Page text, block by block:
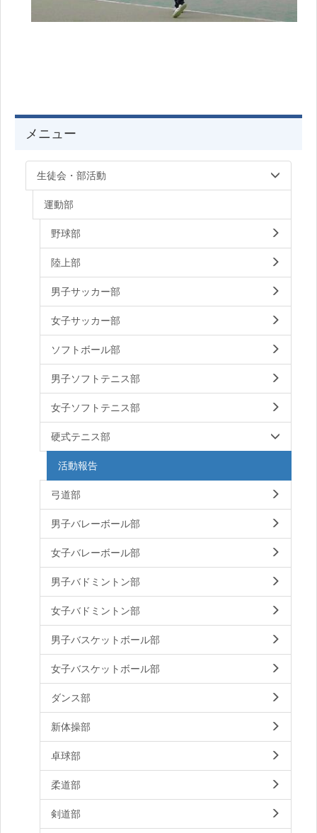
メニュー
生徒会・部活動
運動部
野球部
陸上部
男子サッカー部
女子サッカー部
ソフトボール部
男子ソフトテニス部
女子ソフトテニス部
硬式テニス部
活動報告
弓道部
男子バレーボール部
女子バレーボール部
男子バドミントン部
女子バドミントン部
男子バスケットボール部
女子バスケットボール部
ダンス部
新体操部
卓球部
柔道部
剣道部